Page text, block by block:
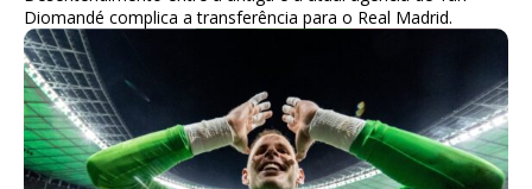
Diomandé complica a transferência para o Real Madrid.